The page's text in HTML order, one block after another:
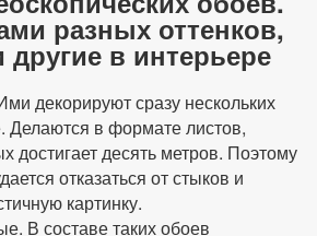
разных оттенков,
в интерьере
декорируют сразу нескольких
Делаются в формате листов,
достигает десять метров. Поэтому
отказаться от стыков и
картинку.
В составе таких обоев